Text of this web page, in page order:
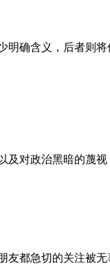
明确含义，后者则
及对政治黑暗的蔑视
都急切的关注被